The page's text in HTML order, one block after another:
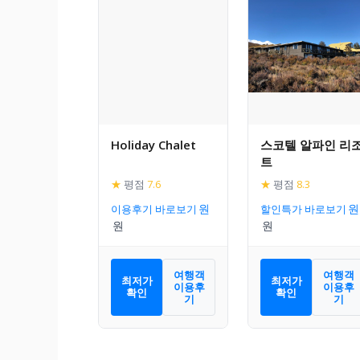
Holiday Chalet
★ 평점 7.6
이용후기 바로보기
최저가
확인
여행객
이용후
기
스코텔 알파인 리
트
★ 평점 8.3
할인특가 바로보기
최저가
확인
여행객
이용후
기